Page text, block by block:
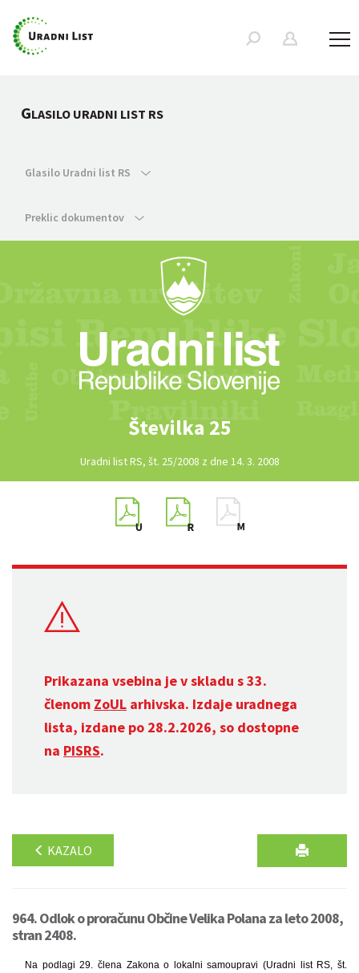
GLASILO URADNI LIST RS
Glasilo Uradni list RS
Preklic dokumentov
Številka 25
Uradni list RS, št. 25/2008 z dne 14. 3. 2008
Prikazana vsebina je v skladu s 33.
členom ZoUL arhivska. Izdaje uradnega
lista, izdane po 28.2.2026, so dostopne
na PISRS.
KAZALO
964. Odlok o proračunu Občine Velika Polana za leto 2008,
stran 2408.
Na podlagi 29. člena Zakona o lokalni samoupravi (Uradni list RS, št.